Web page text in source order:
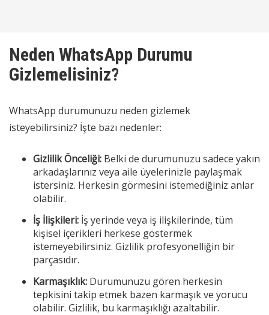
Neden WhatsApp Durumu
Gizlemelisiniz?
WhatsApp durumunuzu neden gizlemek
isteyebilirsiniz? İşte bazı nedenler:
Gizlilik Önceliği: Belki de durumunuzu sadece yakın
arkadaşlarınız veya aile üyelerinizle paylaşmak
istersiniz. Herkesin görmesini istemediğiniz anlar
olabilir.
İş İlişkileri: İş yerinde veya iş ilişkilerinde, tüm
kişisel içerikleri herkese göstermek
istemeyebilirsiniz. Gizlilik profesyonelliğin bir
parçasıdır.
Karmaşıklık: Durumunuzu gören herkesin
tepkisini takip etmek bazen karmaşık ve yorucu
olabilir. Gizlilik, bu karmaşıklığı azaltabilir.